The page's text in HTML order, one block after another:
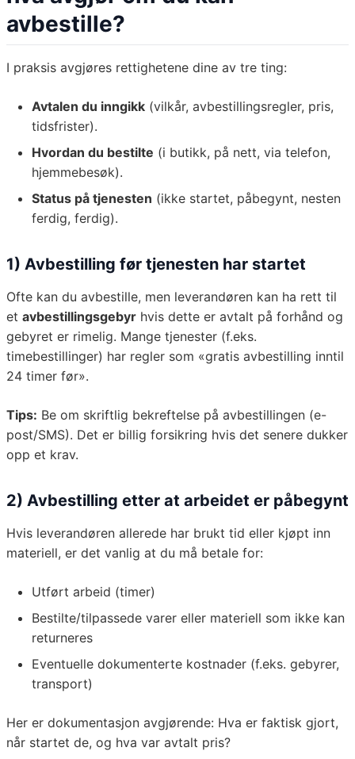
avbestille?
I praksis avgjøres rettighetene dine av tre ting:
Avtalen du inngikk (vilkår, avbestillingsregler, pris,
tidsfrister).
Hvordan du bestilte (i butikk, på nett, via telefon,
hjemmebesøk).
Status på tjenesten (ikke startet, påbegynt, nesten
ferdig, ferdig).
1) Avbestilling før tjenesten har startet
Ofte kan du avbestille, men leverandøren kan ha rett til
et avbestillingsgebyr hvis dette er avtalt på forhånd og
gebyret er rimelig. Mange tjenester (f.eks.
timebestillinger) har regler som «gratis avbestilling inntil
24 timer før».
Tips: Be om skriftlig bekreftelse på avbestillingen (e-
post/SMS). Det er billig forsikring hvis det senere dukker
opp et krav.
2) Avbestilling etter at arbeidet er påbegynt
Hvis leverandøren allerede har brukt tid eller kjøpt inn
materiell, er det vanlig at du må betale for:
Utført arbeid (timer)
Bestilte/tilpassede varer eller materiell som ikke kan
returneres
Eventuelle dokumenterte kostnader (f.eks. gebyrer,
transport)
Her er dokumentasjon avgjørende: Hva er faktisk gjort,
når startet de, og hva var avtalt pris?